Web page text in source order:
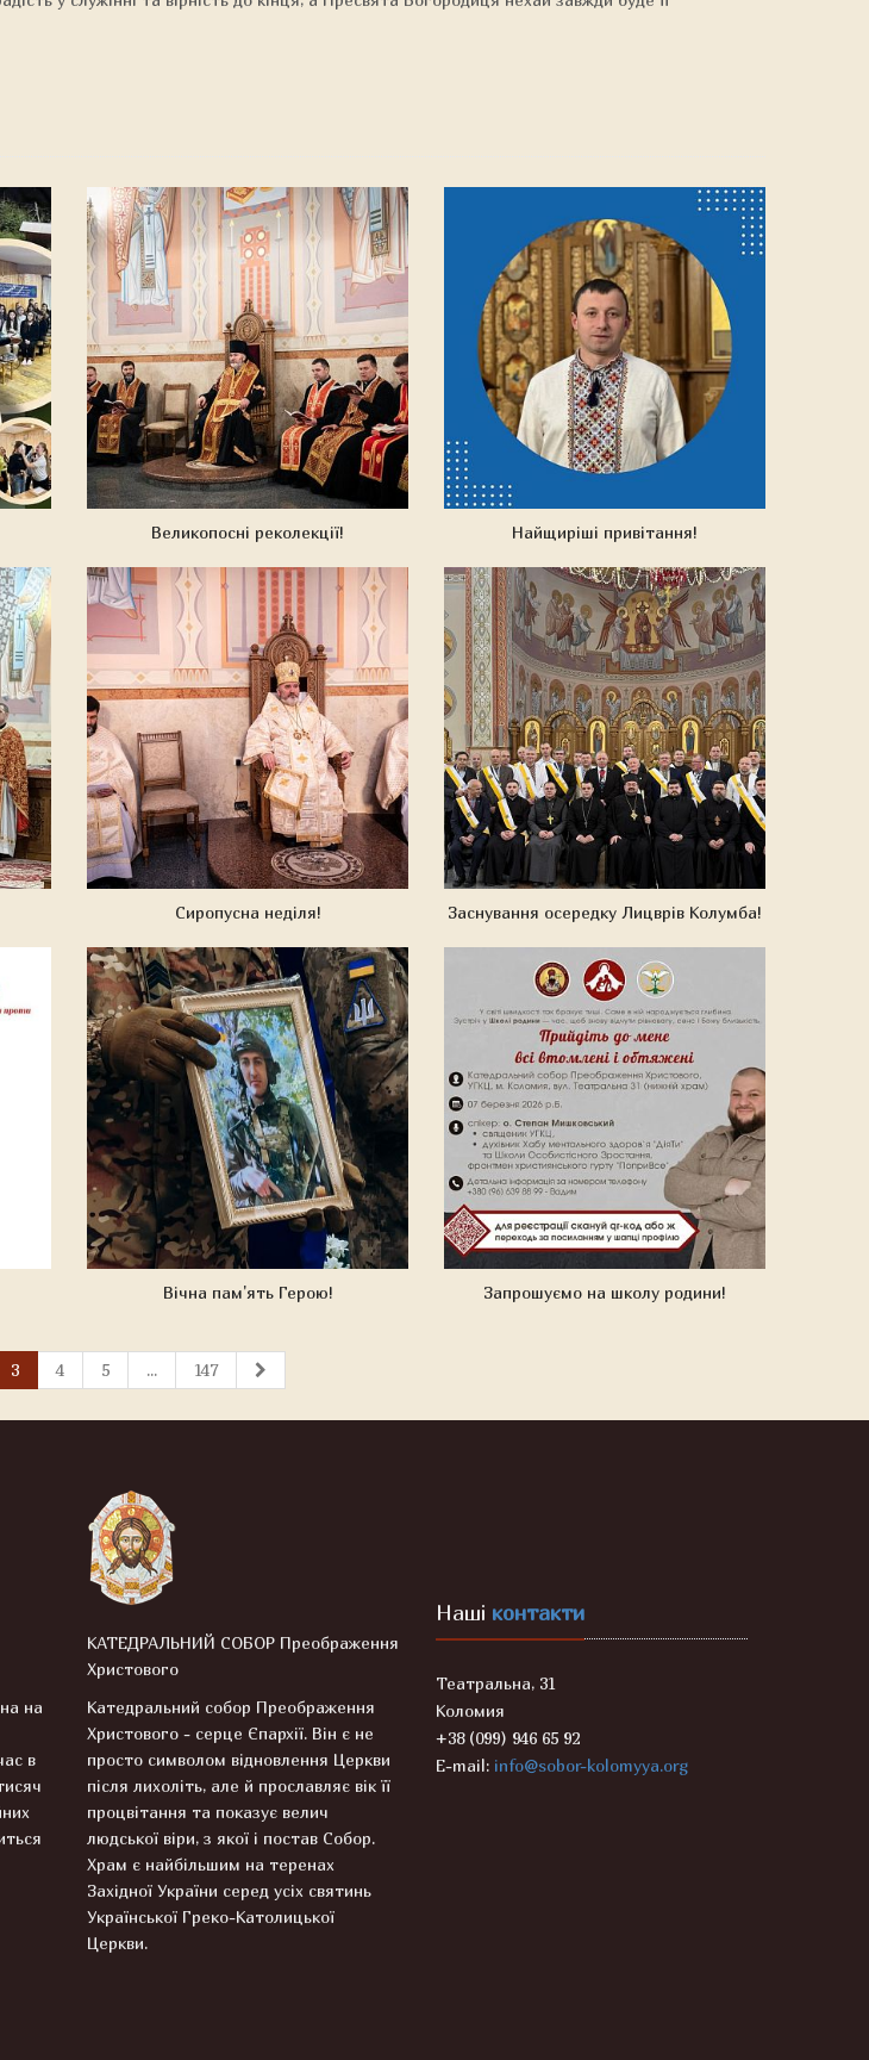
Великопосні реколекції! Найщиріші привітання!
Сиропусна неділя! Заснування осередку Лицврів Колумба!
Вічна пам'ять Герою! Запрошуємо на школу родини!
3 4 5 ... 147
на
в
КАТЕДРАЛЬНИЙ СОБОР Преображення
Христового
Катедральний собор Преображення
Христового - серце Єпархії. Він є не
просто символом відновлення Церкви
після лихоліть, але й прославляє вік її
процвітання та показує велич
людської віри, з якої і постав Собор.
Храм є найбільшим на теренах
Західної України серед усіх святинь
Української Греко-Католицької
Церкви.
Наші контакти
Театральна, 31
Коломия
+38 (099) 946 65 92
E-mail: info@sobor-kolomyya.org